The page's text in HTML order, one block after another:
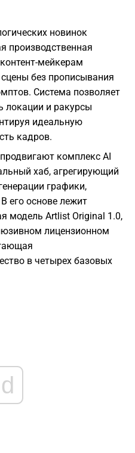
новинок
производственная
мейкерам
без прописывания
Система позволяет
локации и ракурсы
идеальную
кадров.
комплекс AI
хаб, агрегирующий
графики,
его основе лежит
модель Artlist Original 1.0,
лицензионном
в четырех базовых